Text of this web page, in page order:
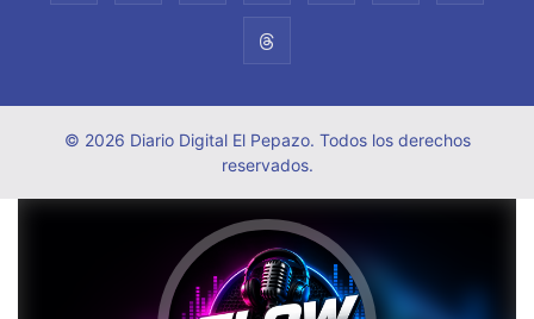
© 2026 Diario Digital El Pepazo. Todos los derechos
reservados.